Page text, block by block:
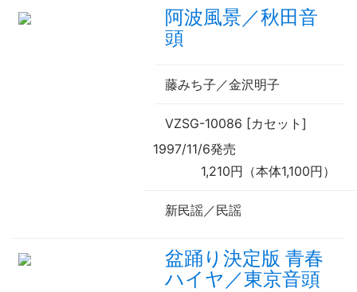
阿波風景／秋田音
頭
藤みち子／金沢明子
VZSG-10086 [カセット]
1997/11/6発売
1,210円（本体1,100円）
新民謡／民謡
盆踊り決定版 青春
ハイヤ／東京音頭